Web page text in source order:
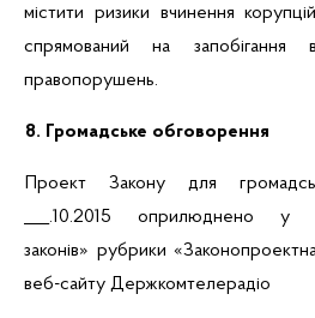
містити ризики вчинення
спрямований на запобігання
правопорушень.
8. Громадське обговорення
Проект Закону для
___.10.2015 оприлюднено у
законів» рубрики
веб-сайту Держкомтелерадіо